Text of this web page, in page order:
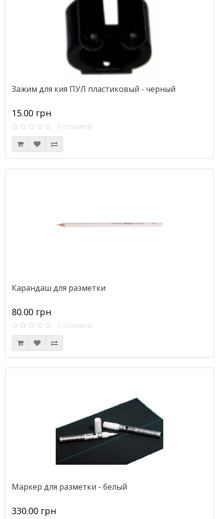
Зажим для кия ПУЛ пластиковый - черный
15.00 грн
0 отзывов
Карандаш для разметки
80.00 грн
0 отзывов
Маркер для разметки - белый
330.00 грн